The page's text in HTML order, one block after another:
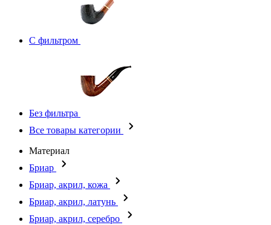
С фильтром
Без фильтра
Все товары категории
Материал
Бриар
Бриар, акрил, кожа
Бриар, акрил, латунь
Бриар, акрил, серебро